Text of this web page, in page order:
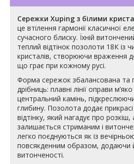
Сережки Xuping з білими
це втілення гармонії класичної
сучасного блиску. Їхній
теплий відтінок позолоти 18К із
кристалів, створюючи враження
що грає при кожному русі.
Форма сережок збалансована та
дрібниць: плавні лінії оправи
центральний камінь,
глибину. Позолота додає
відтінку, який нагадує про
залишається стриманим і
легко поєднуються як із
повсякденним образом, додаючи
витонченості.